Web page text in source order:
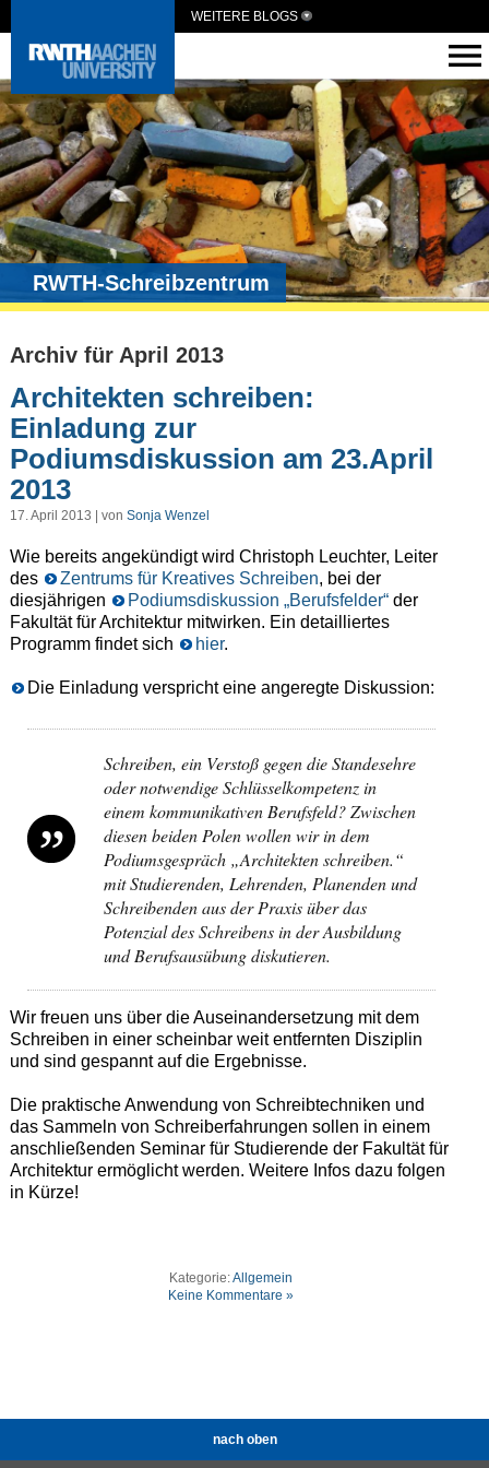
WEITERE BLOGS
RWTH-Schreibzentrum
Archiv für April 2013
Architekten schreiben:
Einladung zur
Podiumsdiskussion am 23.April
2013
17. April 2013 | von Sonja Wenzel
Wie bereits angekündigt wird Christoph Leuchter, Leiter
des
Zentrums für Kreatives Schreiben, bei der
diesjährigen
Podiumsdiskussion „Berufsfelder“der
Fakultät für Architektur mitwirken. Ein detailliertes
Programm findet sich
hier.
Die Einladung verspricht eine angeregte Diskussion:
Schreiben, ein Verstoß gegen die Standesehre
oder notwendige Schlüsselkompetenz in
einem kommunikativen Berufsfeld? Zwischen
diesen beiden Polen wollen wir in dem
Podiumsgespräch „Architekten schreiben.“
mit Studierenden, Lehrenden, Planenden und
Schreibenden aus der Praxis über das
Potenzial des Schreibens in der Ausbildung
und Berufsausübung diskutieren.
Wir freuen uns über die Auseinandersetzung mit dem
Schreiben in einer scheinbar weit entfernten Disziplin
und sind gespannt auf die Ergebnisse.
Die praktische Anwendung von Schreibtechniken und
das Sammeln von Schreiberfahrungen sollen in einem
anschließenden Seminar für Studierende der Fakultät für
Architektur ermöglicht werden. Weitere Infos dazu folgen
in Kürze!
Kategorie:Allgemein
Keine Kommentare »
nach oben